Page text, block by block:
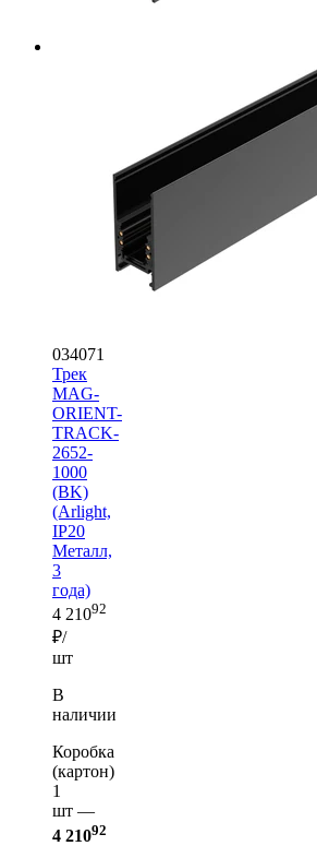
034071
Трек
MAG-
ORIENT-
TRACK-
2652-
1000
(BK)
(Arlight,
IP20
Металл,
3
года)
4 21092
₽/
шт
В
наличии
Коробка
(картон)
1
шт —
4 21092